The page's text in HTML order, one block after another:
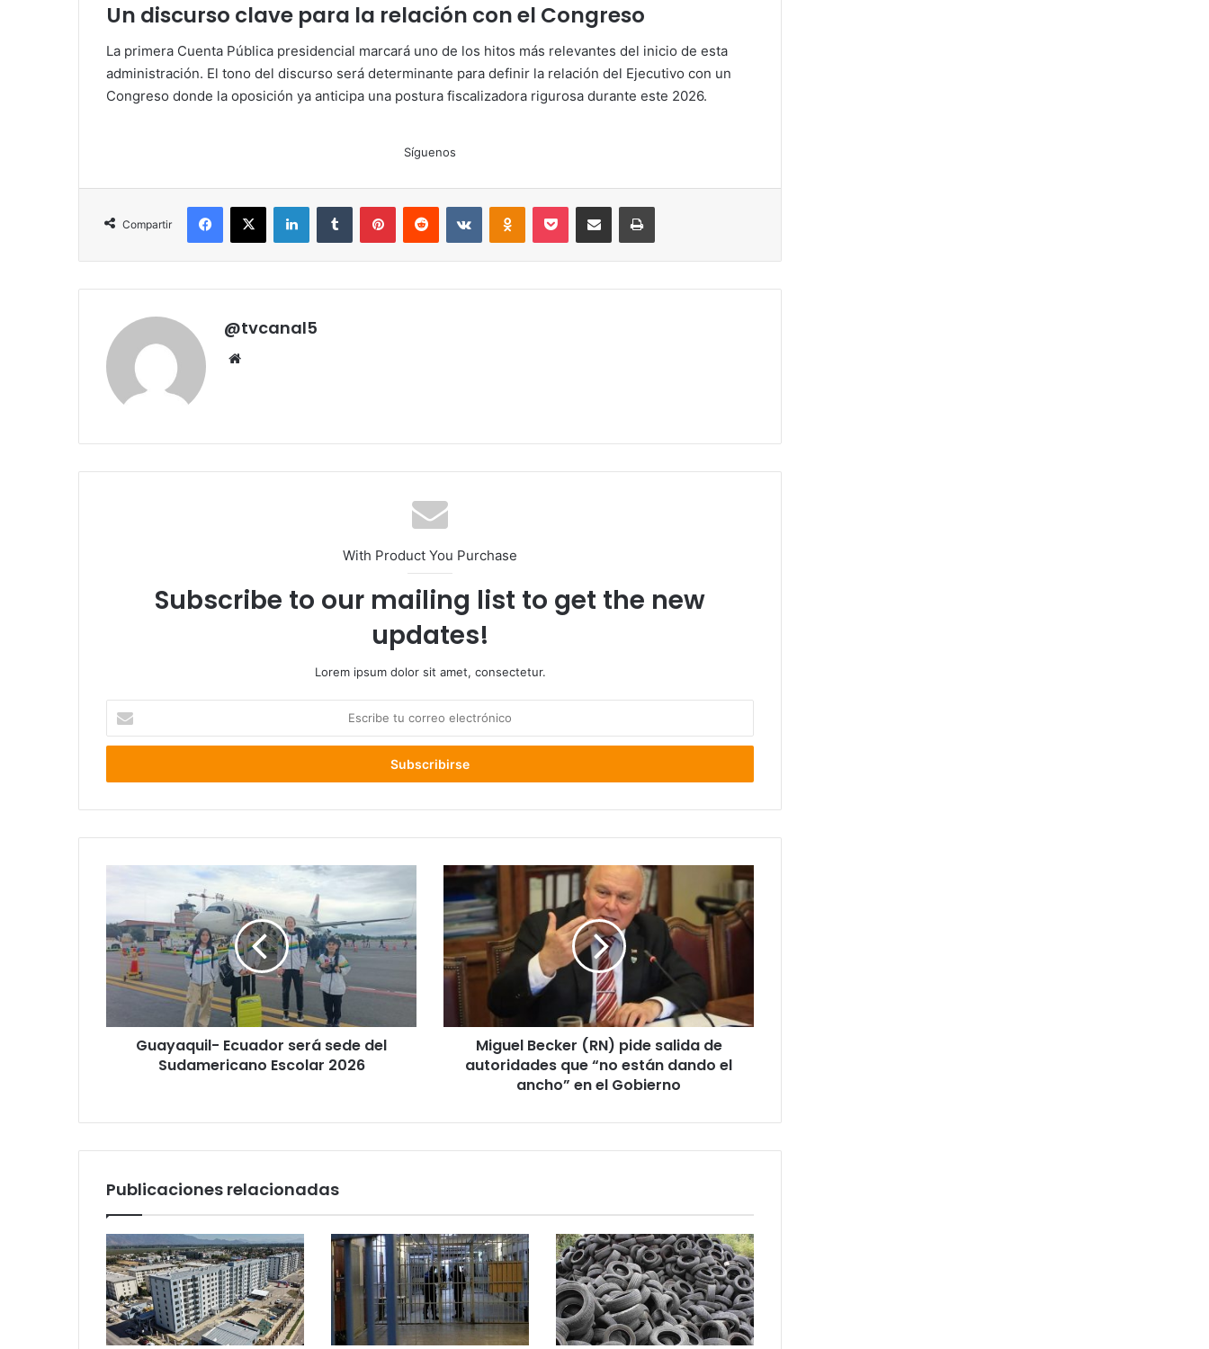
Un discurso clave para la relación con el Congreso
La primera Cuenta Pública presidencial marcará uno de los hitos más relevantes del inicio de esta
administración. El tono del discurso será determinante para definir la relación del Ejecutivo con un
Congreso donde la oposición ya anticipa una postura fiscalizadora rigurosa durante este 2026.
Síguenos
Compartir
Facebook
X LinkedInTumblr PinterestReddit VKontakteOdnoklassniki
Pocket Compartir por correo electrónicoImprimir
@tvcanal5
With Product You Purchase
Subscribe to our mailing list to get the new
updates!
Lorem ipsum dolor sit amet, consectetur.
correo
sede
del
Sudamericano
Escolar
Guayaquil- Ecuador será sede del
Sudamericano Escolar 2026
Miguel
Becker
(RN)
pide
salida
de
autoridades
que
“no
dando
en
Miguel Becker (RN) pide salida de
autoridades que “no están dando el
ancho” en el Gobierno
Publicaciones relacionadas